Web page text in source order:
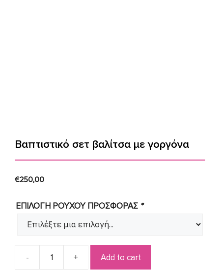
Βαπτιστικό σετ βαλίτσα με γοργόνα
€250,00
ΕΠΙΛΟΓΗ ΡΟΥΧΟΥ ΠΡΟΣΦΟΡΑΣ *
Βαπτιστικό
Add to cart